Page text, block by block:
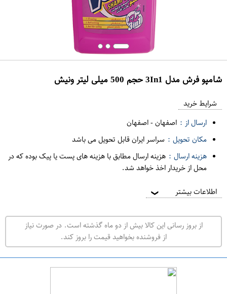
شامپو فرش مدل 3In1 حجم 500 میلی لیتر ونیش
ر
ت
ه
ر
ا
شرایط خرید
ارسال از : اصفهان-اصفهان
مکان تحویل : سراسر ایران قابل تحویل می باشد
هزینه ارسال : هزینه ارسال مطابق با هزینه های پست یا پیک بوده که در
محل از خریدار اخذ خواهد شد.
اطلاعات بیشتر ❯
از بروز رسانی این کالا بیش از دو ماه گذشته است. در صورت نیاز
از فروشنده بخواهید قیمت را بروز کند.